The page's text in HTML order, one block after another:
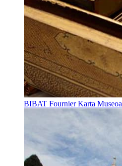
BIBAT Fournier Karta Museoa